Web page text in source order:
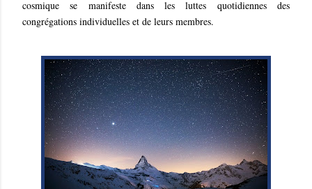
cosmique se manifeste dans les luttes quotidiennes des
congrégations individuelles et de leurs membres.